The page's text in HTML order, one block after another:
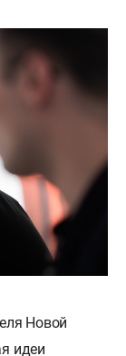
Новой
идеи